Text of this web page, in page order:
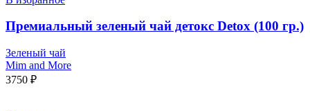
Премиальный зеленый чай детокс Detox (100 гр.)
Зеленый чай
Mim and More
3750 ₽